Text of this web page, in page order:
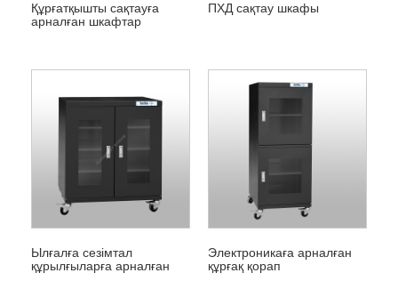
Құрғатқышты сақтауға
арналған шкафтар
ПХД сақтау шкафы
Ылғалға сезімтал
құрылғыларға арналған
Электроникаға арналған
құрғақ қорап